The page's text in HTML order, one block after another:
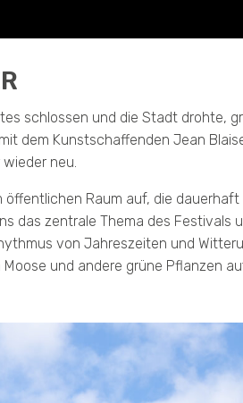
schlossen und die Stadt drohte,
dem Kunstschaffenden Jean
neu.
Raum auf, die
das zentrale Thema des Festivals
von Jahreszeiten und
und andere grüne Pflanzen